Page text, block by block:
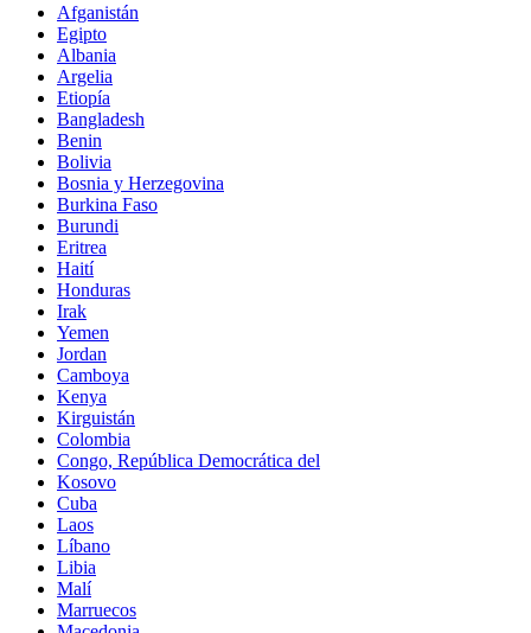
Afganistán
Egipto
Albania
Argelia
Etiopía
Bangladesh
Benin
Bolivia
Bosnia y Herzegovina
Burkina Faso
Burundi
Eritrea
Haití
Honduras
Irak
Yemen
Jordan
Camboya
Kenya
Kirguistán
Colombia
Congo, República Democrática del
Kosovo
Cuba
Laos
Líbano
Libia
Malí
Marruecos